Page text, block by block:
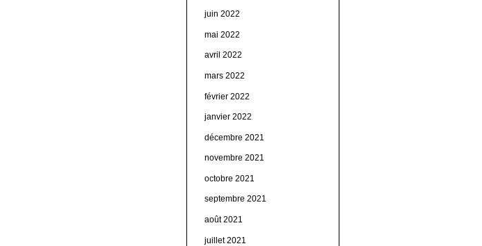
juin 2022
mai 2022
avril 2022
mars 2022
février 2022
janvier 2022
décembre 2021
novembre 2021
octobre 2021
septembre 2021
août 2021
juillet 2021